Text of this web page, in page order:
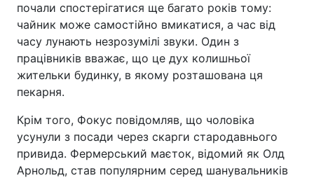
почали спостерігатися ще багато років тому:
чайник може самостійно вмикатися, а час від
часу лунають незрозумілі звуки. Один з
працівників вважає, що це дух колишньої
жительки будинку, в якому розташована ця
пекарня.
Крім того, Фокус повідомляв, що чоловіка
усунули з посади через скарги стародавнього
привида. Фермерський маєток, відомий як Олд
Арнольд, став популярним серед шанувальників